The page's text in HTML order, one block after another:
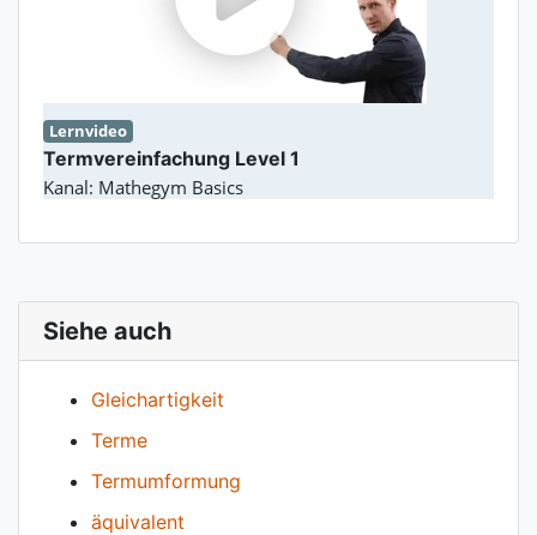
Lernvideo
Termvereinfachung Level 1
Kanal: Mathegym Basics
Siehe auch
Gleichartigkeit
Terme
Termumformung
äquivalent